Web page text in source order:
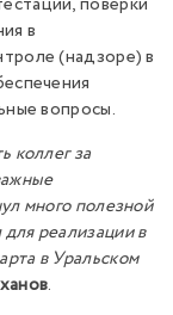
в
(надзоре) в
вопросы.
коллег за
много полезной
реализации в
в Уральском
.